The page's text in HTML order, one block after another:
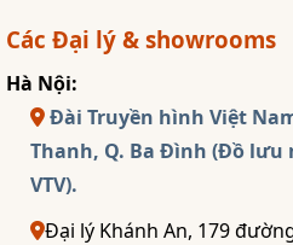
Các Đại lý & showrooms
Hà Nội:
Đài Truyền hình Việt
Thanh, Q. Ba Đình (Đồ lưu
VTV).
Đại lý Khánh An, 179